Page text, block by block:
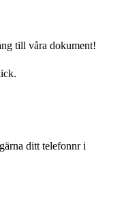
till våra dokument!
ditt telefonnr i